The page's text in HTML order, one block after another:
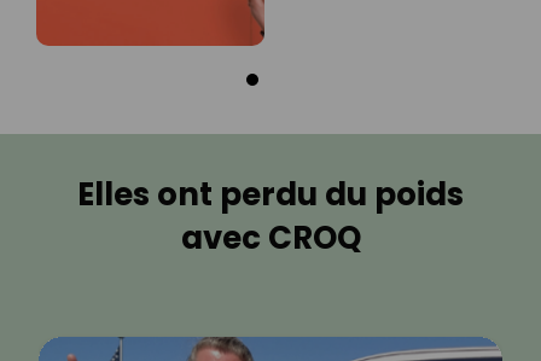
Elles ont perdu du poids
avec CROQ